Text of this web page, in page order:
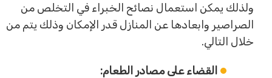
ولذلك يمكن استعمال نصائح الخبراء في التخلص من
الصراصير وابعادها عن المنازل قدر الإمكان وذلك يتم من
خلال التالي.
القضاء على مصادر الطعام: